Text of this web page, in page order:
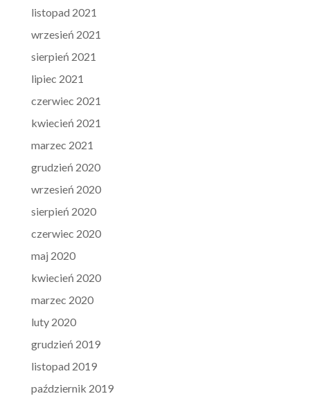
listopad 2021
wrzesień 2021
sierpień 2021
lipiec 2021
czerwiec 2021
kwiecień 2021
marzec 2021
grudzień 2020
wrzesień 2020
sierpień 2020
czerwiec 2020
maj 2020
kwiecień 2020
marzec 2020
luty 2020
grudzień 2019
listopad 2019
październik 2019